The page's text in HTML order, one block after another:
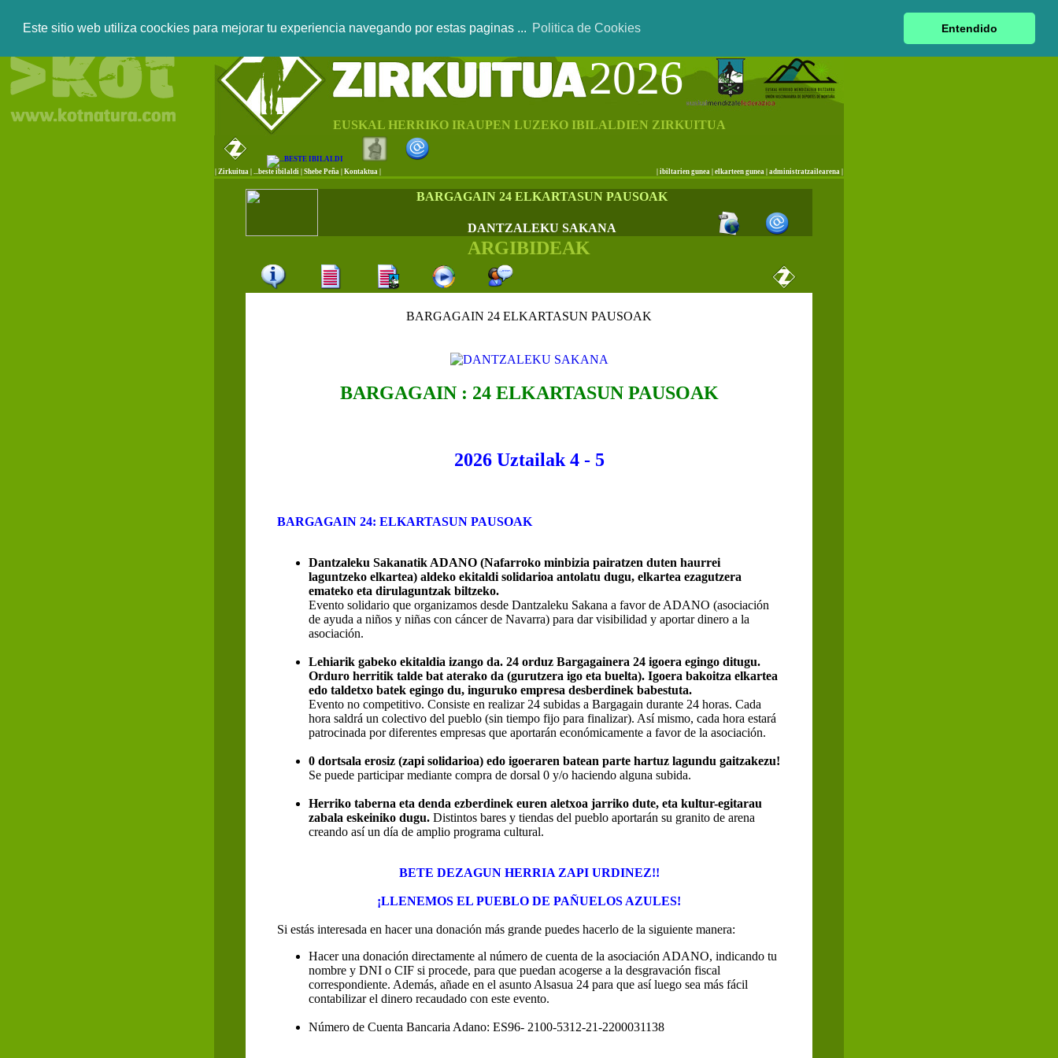
Este sitio web utiliza coockies para mejorar tu experiencia navegando por estas paginas ... Politica de Cookies Entendido
2026
EUSKAL HERRIKO IRAUPEN LUZEKO IBILALDIEN ZIRKUITUA
Zirkuitua ...beste ibilaldi Shebe Peña Kontaktua ibiltarien gunea elkarteen gunea administratzailearena
BARGAGAIN 24 ELKARTASUN PAUSOAK
DANTZALEKU SAKANA
ARGIBIDEAK
BARGAGAIN 24 ELKARTASUN PAUSOAK
BARGAGAIN : 24 ELKARTASUN PAUSOAK
2026 Uztailak 4 - 5
BARGAGAIN 24: ELKARTASUN PAUSOAK
Dantzaleku Sakanatik ADANO (Nafarroko minbizia pairatzen duten haurrei
laguntzeko elkartea) aldeko ekitaldi solidarioa antolatu dugu, elkartea ezagutzera
emateko eta dirulaguntzak biltzeko.
Evento solidario que organizamos desde Dantzaleku Sakana a favor de ADANO (asociación
de ayuda a niños y niñas con cáncer de Navarra) para dar visibilidad y aportar dinero a la
asociación.
Lehiarik gabeko ekitaldia izango da. 24 orduz Bargagainera 24 igoera egingo ditugu.
Orduro herritik talde bat aterako da (gurutzera igo eta buelta). Igoera bakoitza elkartea
edo taldetxo batek egingo du, inguruko empresa desberdinek babestuta.
Evento no competitivo. Consiste en realizar 24 subidas a Bargagain durante 24 horas. Cada
hora saldrá un colectivo del pueblo (sin tiempo fijo para finalizar). Así mismo, cada hora estará
patrocinada por diferentes empresas que aportarán económicamente a favor de la asociación.
0 dortsala erosiz (zapi solidarioa) edo igoeraren batean parte hartuz lagundu gaitzakezu!
Se puede participar mediante compra de dorsal 0 y/o haciendo alguna subida.
Herriko taberna eta denda ezberdinek euren aletxoa jarriko dute, eta kultur-egitarau
zabala eskeiniko dugu. Distintos bares y tiendas del pueblo aportarán su granito de arena
creando así un día de amplio programa cultural.
BETE DEZAGUN HERRIA ZAPI URDINEZ!!
¡LLENEMOS EL PUEBLO DE PAÑUELOS AZULES!
Si estás interesada en hacer una donación más grande puedes hacerlo de la siguiente manera:
Hacer una donación directamente al número de cuenta de la asociación ADANO, indicando tu
nombre y DNI o CIF si procede, para que puedan acogerse a la desgravación fiscal
correspondiente. Además, añade en el asunto Alsasua 24 para que así luego sea más fácil
contabilizar el dinero recaudado con este evento.
Número de Cuenta Bancaria Adano: ES96- 2100-5312-21-2200031138